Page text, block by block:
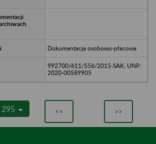
Dokumentacja osobowo-płacowa
992700/611/556/2015-SAK; UNP:
2020-00589905
<< >>